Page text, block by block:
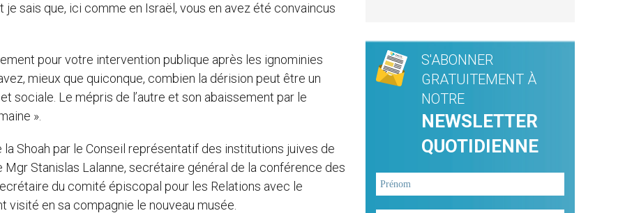
sais que, ici comme en Israël, vous en avez été convaincus
pour votre intervention publique après les ignominies
mieux que quiconque, combien la dérision peut être un
sociale. Le mépris de l’autre et son abaissement par le
».
Shoah par le Conseil représentatif des institutions juives de
Stanislas Lalanne, secrétaire général de la conférence des
du comité épiscopal pour les Relations avec le
visité en sa compagnie le nouveau musée.
S'ABONNER
GRATUITEMENT À
NOTRE
NEWSLETTER
QUOTIDIENNE